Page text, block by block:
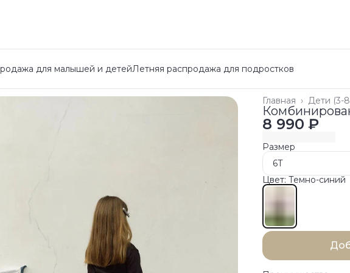
для малышей и детейЛетняя распродажа для подростков
Дети (3-
Главная ›
8 990 ₽
Размер
6T
Цвет: Темно-синий